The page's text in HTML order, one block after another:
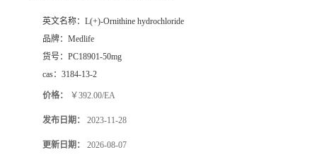
英文名称： L(+)-Ornithine hydrochloride
品牌： Medlife
货号： PC18901-50mg
cas： 3184-13-2
价格： ￥392.00/EA
发布日期： 2023-11-28
更新日期： 2026-08-07